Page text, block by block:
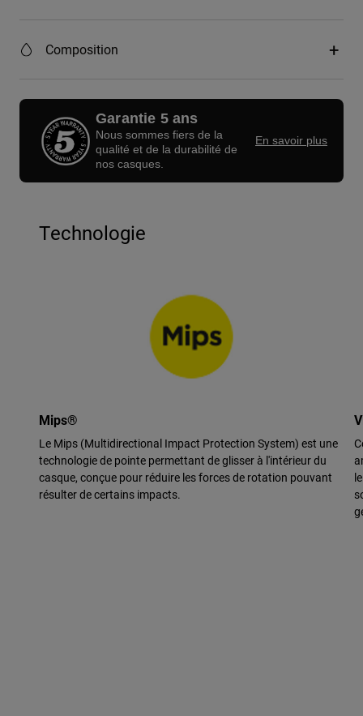
Composition
Garantie 5 ans
Nous sommes fiers de la
qualité et de la durabilité de
nos casques.
En savoir plus
Technologie
Mips®
Le Mips (Multidirectional Impact Protection System) est une
technologie de pointe permettant de glisser à l'intérieur du
casque, conçue pour réduire les forces de rotation pouvant
résulter de certains impacts.